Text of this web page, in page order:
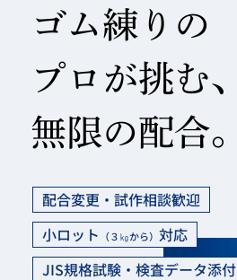
配合変更・試作相談歓迎
小ロット （３㎏から） 対応
JIS規格試験・検査データ添付